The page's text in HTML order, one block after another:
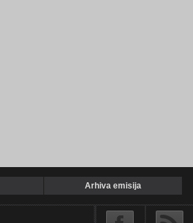
Arhiva emisija